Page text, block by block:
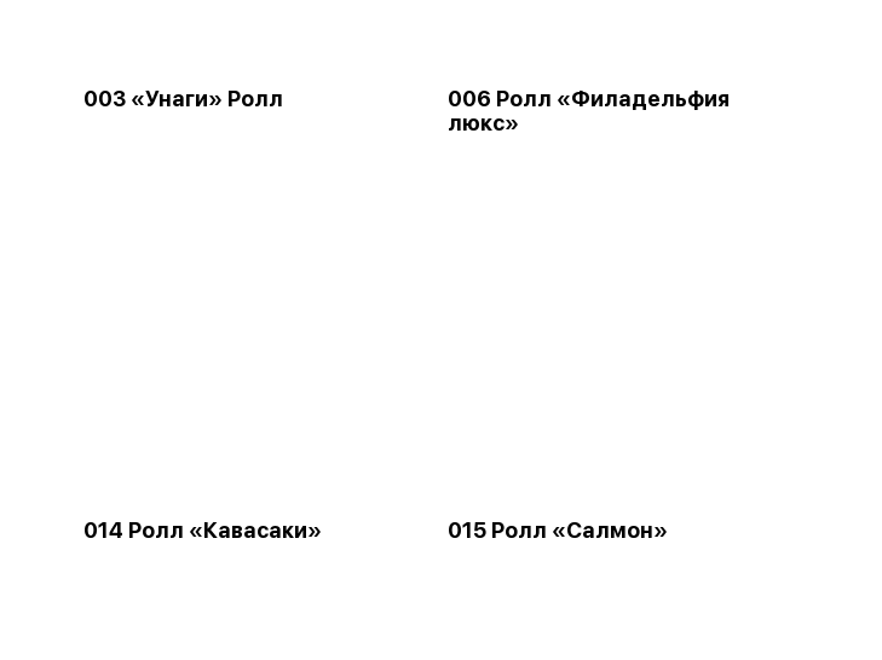
003 «Унаги» Ролл
006 Ролл «Филадельфия
люкс»
014 Ролл «Кавасаки» 015 Ролл «Салмон»